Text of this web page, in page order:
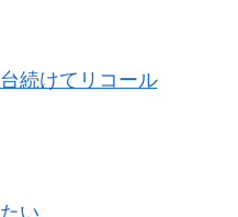
続けてリコール
い